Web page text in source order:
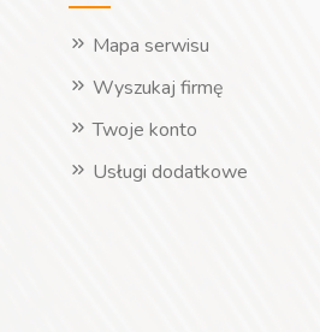
Mapa serwisu
Wyszukaj firmę
Twoje konto
Usługi dodatkowe